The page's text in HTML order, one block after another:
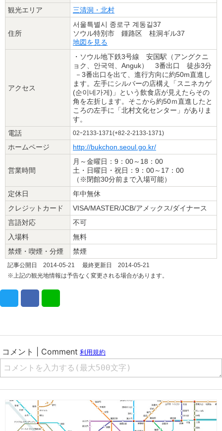
観光エリア
三清洞・北村
住所
서울특별시 종로구 계동길37
ソウル特別市 鍾路区 桂洞ギル37
地図を見る
アクセス
・ソウル地下鉄3号線 安国駅（アングクニ
ョク、안국역、Anguk） 3番出口 徒歩3分
－3番出口を出て、進行方向に約50m直進し
ます。左手にシルバーの店構え「スニネカゲ
(순이네가게)」という飲食店が見えたらその
角を左折します。そこから約50ｍ直進したと
ころの左手に「北村文化センター」がありま
す。
電話
02ｰ2133-1371(+82-2-2133-1371)
ホームページ http://bukchon.seoul.go.kr/
営業時間
月～金曜日：9：00～18：00
土・日曜日・祝日：9：00～17：00
（※閉館30分前まで入場可能）
定休日
年中無休
クレジットカード
VISA/MASTER/JCB/アメックス/ダイナース
言語対応
不可
入場料
無料
禁煙・喫煙・分煙
禁煙
記事公開日 2014-05-21 最終更新日 2014-05-21
※上記の観光地情報は予告なく変更される場合があります。